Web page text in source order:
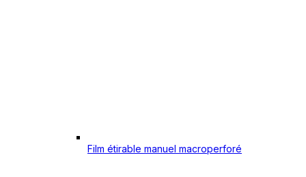
Film étirable manuel macroperforé